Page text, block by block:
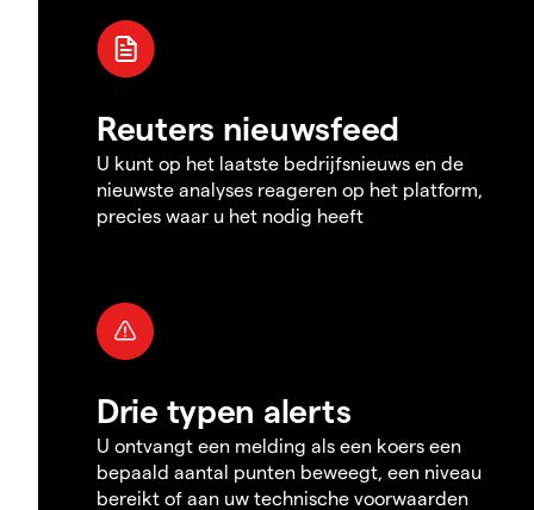
Reuters nieuwsfeed
U kunt op het laatste bedrijfsnieuws en de
nieuwste analyses reageren op het platform,
precies waar u het nodig heeft
Drie typen alerts
U ontvangt een melding als een koers een
bepaald aantal punten beweegt, een niveau
bereikt of aan uw technische voorwaarden